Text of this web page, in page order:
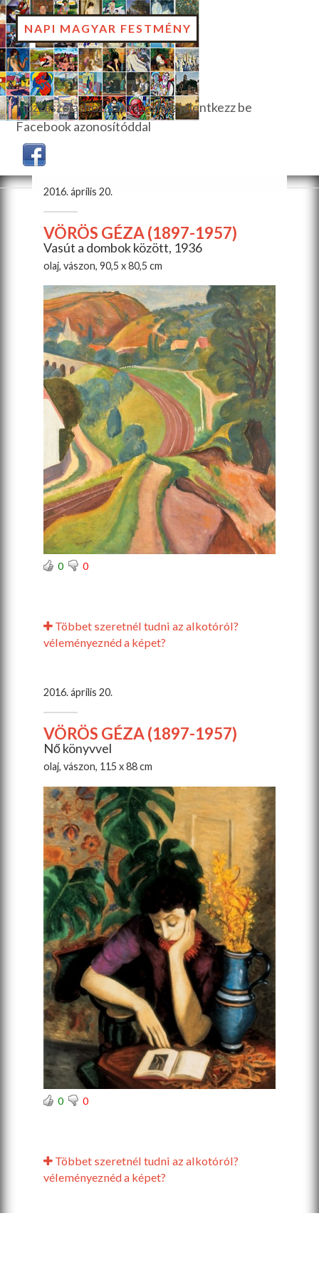
NAPI MAGYAR FESTMÉNY
Hozzászóláshoz, szavazáshoz jelentkezz be
Facebook azonosítóddal
2016. április 20.
VÖRÖS GÉZA (1897-1957)
Vasút a dombok között, 1936
olaj, vászon, 90,5 x 80,5 cm
0 0
Többet szeretnél tudni az alkotóról?
véleményeznéd a képet?
2016. április 20.
VÖRÖS GÉZA (1897-1957)
Nő könyvvel
olaj, vászon, 115 x 88 cm
0 0
Többet szeretnél tudni az alkotóról?
véleményeznéd a képet?